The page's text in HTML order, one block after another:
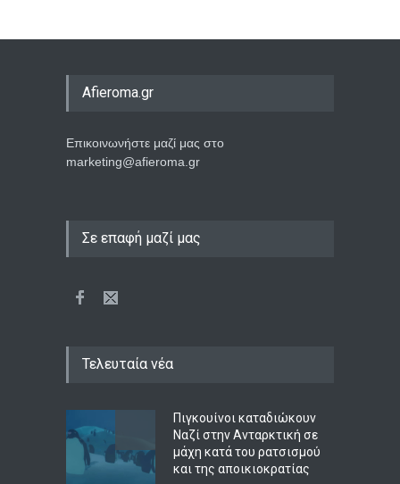
Afieroma.gr
Επικοινωνήστε μαζί μας στο
marketing@afieroma.gr
Σε επαφή μαζί μας
Τελευταία νέα
Πιγκουίνοι καταδιώκουν
Ναζί στην Ανταρκτική σε
μάχη κατά του ρατσισμού
και της αποικιοκρατίας